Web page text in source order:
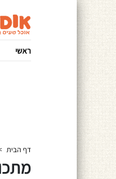
ראשי
דף הבית